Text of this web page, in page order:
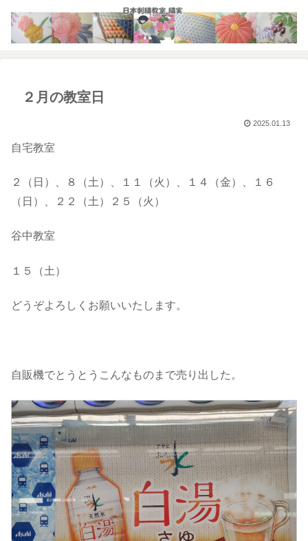
２月の教室日
2025.01.13
自宅教室
２（日）、８（土）、１１（火）、１４（金）、１６
（日）、２２（土）２５（火）
谷中教室
１５（土）
どうぞよろしくお願いいたします。
自販機でとうとうこんなものまで売り出した。